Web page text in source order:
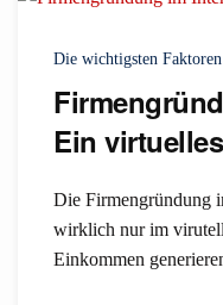
Die wichtigsten Faktoren
Ein
Die Firmengründung
wirklich nur im
Einkommen